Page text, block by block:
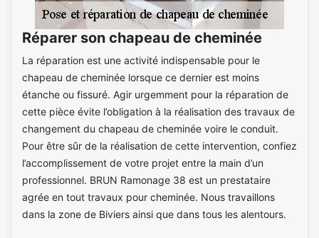
Réparer son chapeau de cheminée
La réparation est une activité indispensable pour le
chapeau de cheminée lorsque ce dernier est moins
étanche ou fissuré. Agir urgemment pour la réparation de
cette pièce évite l’obligation à la réalisation des travaux de
changement du chapeau de cheminée voire le conduit.
Pour être sûr de la réalisation de cette intervention, confiez
l’accomplissement de votre projet entre la main d’un
professionnel. BRUN Ramonage 38 est un prestataire
agrée en tout travaux pour cheminée. Nous travaillons
dans la zone de Biviers ainsi que dans tous les alentours.